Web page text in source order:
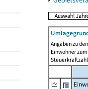
Angaben zu
Einwohner